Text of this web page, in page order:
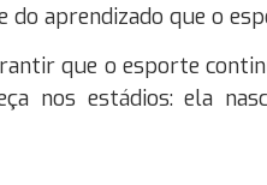
aprendizado que o
que o esporte
nos estádios: ela